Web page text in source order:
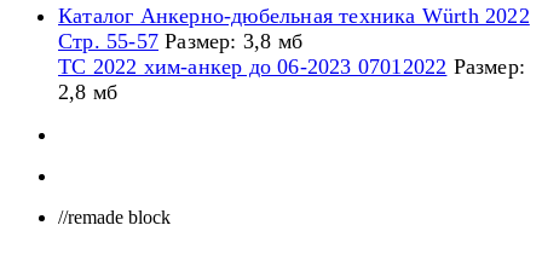
Каталог Анкерно-дюбельная техника Würth 2022
Стр. 55-57 Размер: 3,8 мб
ТС 2022 хим-анкер до 06-2023 07012022 Размер:
2,8 мб
//remade block